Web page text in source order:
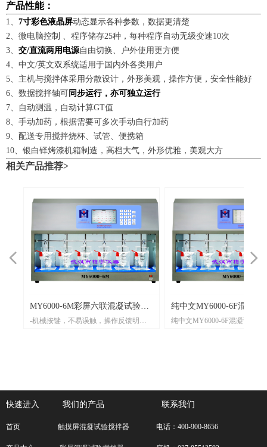
产品性能：
1、 7寸彩色液晶屏动态显示各种参数，数据更清楚
2、微电脑控制 、程序储存25种，每种程序自动无级变速10次
3、 交/直流两用电源自由切换、户外使用更方便
4、中文/英文双系统适用于国内外各类用户
5、主机与搅拌体采用分散设计，外形美观，操作方便，安全性能好
6、数据搅拌轴可 同步运行，亦可独立运行
7、自动测温，自动计算GT值
8、手动加药，根据需要可多次手动自行加药
9、配送专用搅拌烧杯、试管、便携箱
10、银白铎烤漆机箱制造，高档大气，外形优雅，美观大方
相关产品推荐>
MY6000-6M彩屏六联混凝试验搅
拌机-烧杯混凝实验专用仪器
-机械按键，不易误触，操作反馈明确
-实现自动加药、自动测温、自动计算
GT值及同步/异步等多元化运行模式
坏，耐用性强
纯中文MY6000-6F混凝试
器(14组编程10次无级变
纯中文MY6000-6F混凝试验搅
洁，美观。
衬
净
领
、
、
넳 넲
快速进入 我们的产品 联系我们
首页 触摸屏混凝试验搅拌器 电话：400-900-8656